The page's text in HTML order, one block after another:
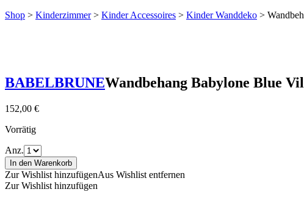
Shop > Kinderzimmer> Kinder Accessoires > Kinder Wanddeko >
BABELBRUNEWandbehang Babylone Blue
152,00 €
Vorrätig
Anz.
In den Warenkorb
Zur Wishlist hinzufügenAus Wishlist entfernen
Zur Wishlist hinzufügen